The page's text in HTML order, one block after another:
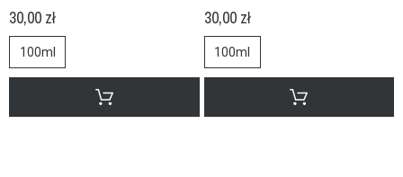
30,00 zł
100ml
30,00 zł
100ml